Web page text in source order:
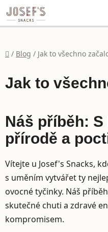
file:///C:/Users/dell/
Přejít na obsah
Domů
/ Blog / Jak to všechno
Jak to
Náš příběh:
přírodě a
Vítejte u Josef's Snacks,
s uměním vytvářet ty
ovocné tyčinky. Náš
skutečné chuti a zdravé
kompromisem.